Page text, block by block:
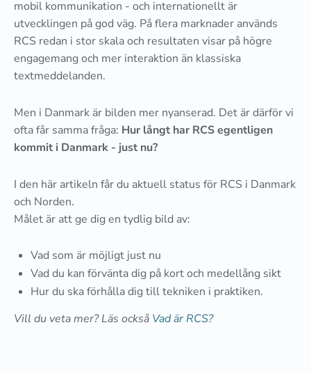
mobil kommunikation - och internationellt är
utvecklingen på god väg. På flera marknader används
RCS redan i stor skala och resultaten visar på högre
engagemang och mer interaktion än klassiska
textmeddelanden.
Men i Danmark är bilden mer nyanserad. Det är därför vi
ofta får samma fråga: Hur långt har RCS egentligen
kommit i Danmark - just nu?
I den här artikeln får du aktuell status för RCS i Danmark
och Norden.
Målet är att ge dig en tydlig bild av:
Vad som är möjligt just nu
Vad du kan förvänta dig på kort och medellång sikt
Hur du ska förhålla dig till tekniken i praktiken.
Vill du veta mer? Läs också Vad är RCS?